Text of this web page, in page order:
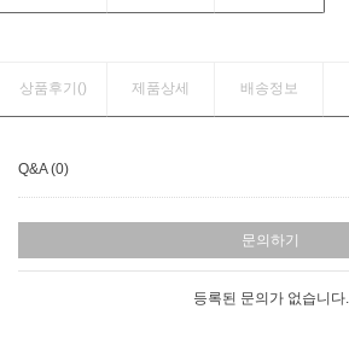
상품후기() 제품상세 배송정보
Q&A (0)
문의하기
등록된 문의가 없습니다.